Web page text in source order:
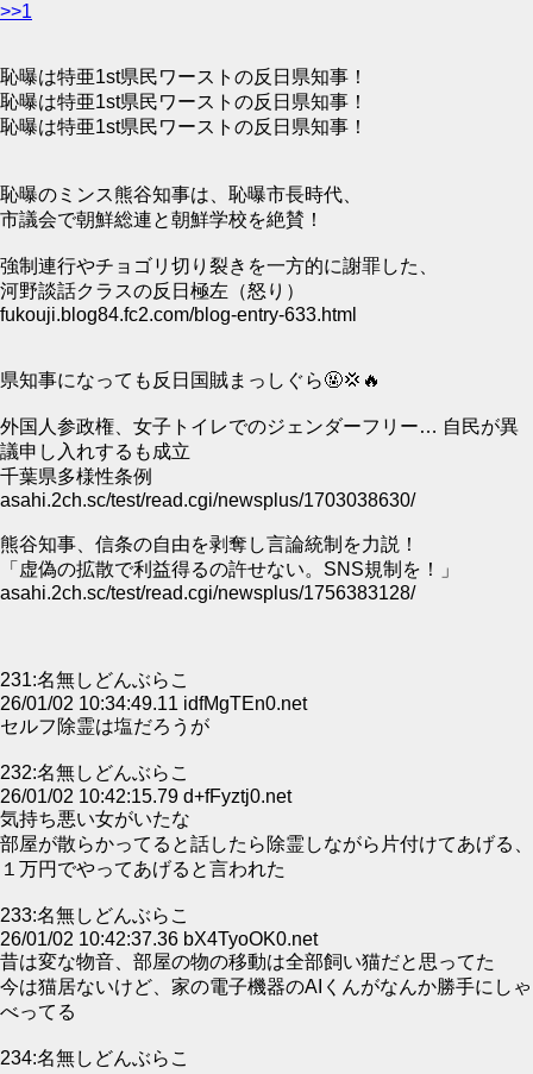
>>1
恥曝は特亜1st県民ワーストの反日県知事！
恥曝は特亜1st県民ワーストの反日県知事！
恥曝は特亜1st県民ワーストの反日県知事！
恥曝のミンス熊谷知事は、恥曝市長時代、
市議会で朝鮮総連と朝鮮学校を絶賛！
強制連行やチョゴリ切り裂きを一方的に謝罪した、
河野談話クラスの反日極左（怒り）
fukouji.blog84.fc2.com/blog-entry-633.html
県知事になっても反日国賊まっしぐら🤬💢🔥
外国人参政権、女子トイレでのジェンダーフリー… 自民が異
議申し入れするも成立
千葉県多様性条例
asahi.2ch.sc/test/read.cgi/newsplus/1703038630/
熊谷知事、信条の自由を剥奪し言論統制を力説！
「虚偽の拡散で利益得るの許せない。SNS規制を！」
asahi.2ch.sc/test/read.cgi/newsplus/1756383128/
231:名無しどんぶらこ
26/01/02 10:34:49.11 idfMgTEn0.net
セルフ除霊は塩だろうが
232:名無しどんぶらこ
26/01/02 10:42:15.79 d+fFyztj0.net
気持ち悪い女がいたな
部屋が散らかってると話したら除霊しながら片付けてあげる、
１万円でやってあげると言われた
233:名無しどんぶらこ
26/01/02 10:42:37.36 bX4TyoOK0.net
昔は変な物音、部屋の物の移動は全部飼い猫だと思ってた
今は猫居ないけど、家の電子機器のAIくんがなんか勝手にしゃ
べってる
234:名無しどんぶらこ